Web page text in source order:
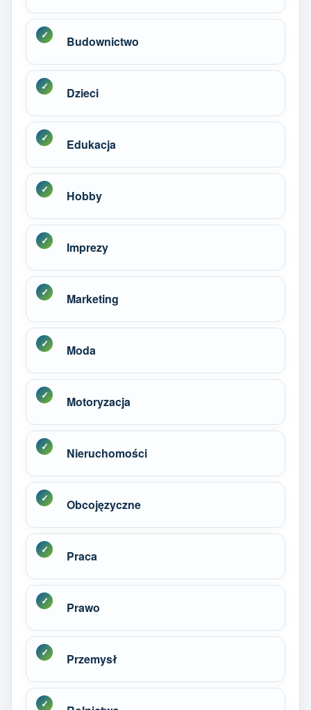
Budownictwo
Dzieci
Edukacja
Hobby
Imprezy
Marketing
Moda
Motoryzacja
Nieruchomości
Obcojęzyczne
Praca
Prawo
Przemysł